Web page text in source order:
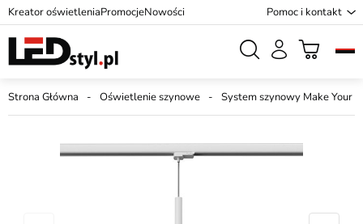
Kreator oświetleniaPromocjeNowości Pomoc i kontakt
Strona Główna Oświetlenie szynowe System szynowy Make Your